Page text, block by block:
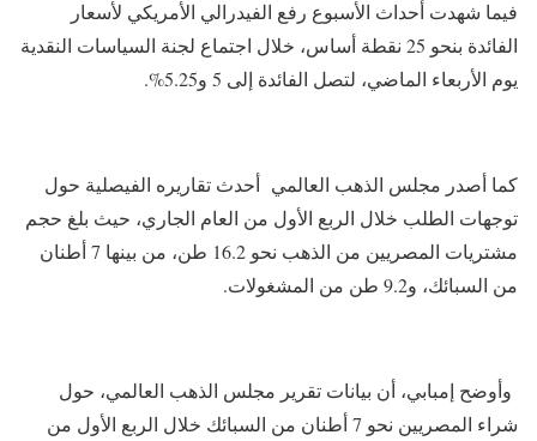
فيما شهدت أحداث الأسبوع رفع الفيدرالي الأمريكي لأسعار
الفائدة بنحو 25 نقطة أساس، خلال اجتماع لجنة السياسات النقدية
يوم الأربعاء الماضي، لتصل الفائدة إلى 5 و5.25%.
كما أصدر مجلس الذهب العالمي أحدث تقاريره الفيصلية حول
توجهات الطلب خلال الربع الأول من العام الجاري، حيث بلغ حجم
مشتريات المصريين من الذهب نحو 16.2 طن، من بينها 7 أطنان
من السبائك، و9.2 طن من المشغولات.
وأوضح إمبابي، أن بيانات تقرير مجلس الذهب العالمي، حول
شراء المصريين نحو 7 أطنان من السبائك خلال الربع الأول من